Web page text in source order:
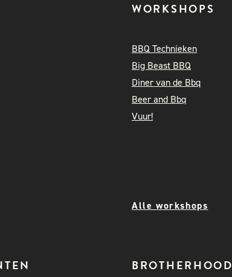
WORKSHOPS
BBQ Technieken
Big Beast BBQ
Diner van de Bbq
Beer and Bbq
Vuur!
Alle workshops
BROTHERHOOD